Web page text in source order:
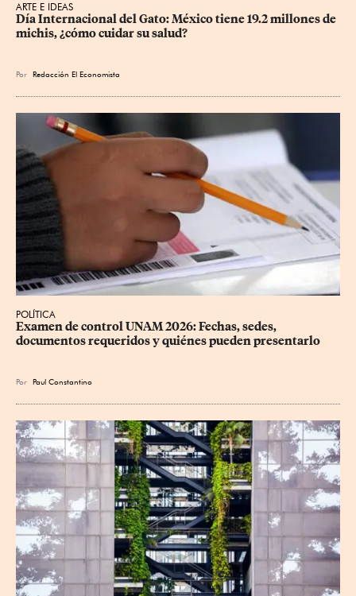
ARTE E IDEAS
Día Internacional del Gato: México tiene 19.2 millones de
michis, ¿cómo cuidar su salud?
Por Redacción El Economista
POLÍTICA
Examen de control UNAM 2026: Fechas, sedes,
documentos requeridos y quiénes pueden presentarlo
Por Paul Constantino